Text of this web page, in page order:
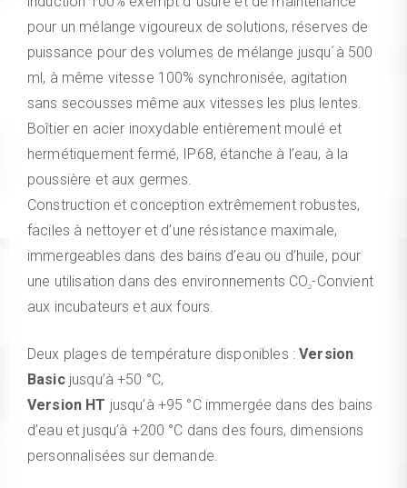
pour un mélange vigoureux de solutions, réserves de
puissance pour des volumes de mélange jusqu´à 500
ml, à même vitesse 100% synchronisée, agitation
sans secousses même aux vitesses les plus lentes.
Boîtier en acier inoxydable entièrement moulé et
hermétiquement fermé, IP68, étanche à l’eau, à la
poussière et aux germes.
Construction et conception extrêmement robustes,
faciles à nettoyer et d’une résistance maximale,
immergeables dans des bains d’eau ou d’huile, pour
une utilisation dans des environnements CO2-Convient
aux incubateurs et aux fours.
Deux plages de température disponibles :Version
Basicjusqu’à +50 °C,
Version HT jusqu’à +95 °C immergée dans des bains
d’eau et jusqu’à +200 °C dans des fours, dimensions
personnalisées sur demande.